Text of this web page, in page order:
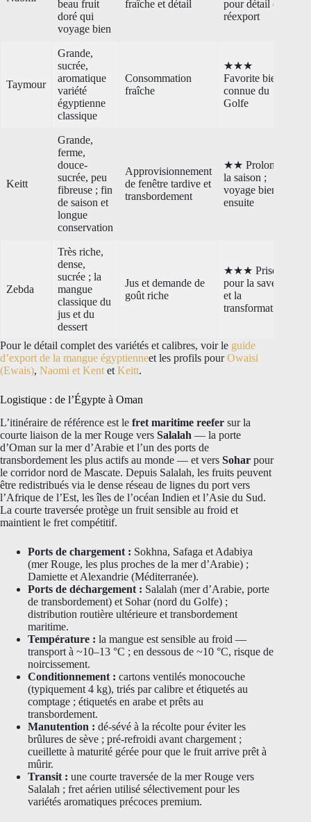
beau fruit
doré qui
voyage bien
fraîche et détail
pour détail et
réexport
Taymour
Grande,
sucrée,
aromatique
variété
égyptienne
classique
Consommation
fraîche
★★★
Favorite bien
connue du
Golfe
Keitt
Grande,
ferme,
douce-
sucrée, peu
fibreuse ; fin
de saison et
longue
conservation
Approvisionnement
de fenêtre tardive et
transbordement
★★ Prolonge
la saison ;
voyage bien
ensuite
Zebda
Très riche,
dense,
sucrée ; la
mangue
classique du
jus et du
dessert
Jus et demande de
goût riche
★★★ Prisée
pour la saveur
et la
transformation
Pour le détail complet des variétés et calibres, voir le guide
d’export de la mangue égyptienneet les profils pourOwaisi
(Ewais), Naomi et Kent et Keitt.
Logistique : de l’Égypte à Oman
L’itinéraire de référence est le fret maritime reefer sur la
courte liaison de la mer Rouge vers Salalah — la porte
d’Oman sur la mer d’Arabie et l’un des ports de
transbordement les plus actifs au monde — et vers Sohar pour
le corridor nord de Mascate. Depuis Salalah, les fruits peuvent
être redistribués via le dense réseau de lignes du port vers
l’Afrique de l’Est, les îles de l’océan Indien et l’Asie du Sud.
La courte traversée protège un fruit sensible au froid et
maintient le fret compétitif.
Ports de chargement : Sokhna, Safaga et Adabiya
(mer Rouge, les plus proches de la mer d’Arabie) ;
Damiette et Alexandrie (Méditerranée).
Ports de déchargement : Salalah (mer d’Arabie, porte
de transbordement) et Sohar (nord du Golfe) ;
distribution routière ultérieure et transbordement
maritime.
Température : la mangue est sensible au froid —
transport à ~10–13 °C ; en dessous de ~10 °C, risque de
noircissement.
Conditionnement : cartons ventilés monocouche
(typiquement 4 kg), triés par calibre et étiquetés au
comptage ; étiquetés en arabe et prêts au
transbordement.
Manutention : dé-sévé à la récolte pour éviter les
brûlures de sève ; pré-refroidi avant chargement ;
cueillette à maturité gérée pour que le fruit arrive prêt à
mûrir.
Transit : une courte traversée de la mer Rouge vers
Salalah ; fret aérien utilisé sélectivement pour les
variétés aromatiques précoces premium.